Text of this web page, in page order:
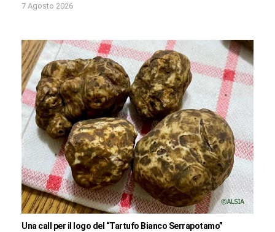
7 Agosto 2026
Una call per il logo del “Tartufo Bianco Serrapotamo”